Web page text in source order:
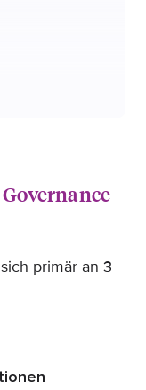
Daten
primär an 3